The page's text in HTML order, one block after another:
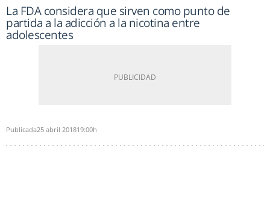
La FDA considera que sirven como punto de
partida a la adicción a la nicotina entre
adolescentes
Publicada25 abril 201819:00h